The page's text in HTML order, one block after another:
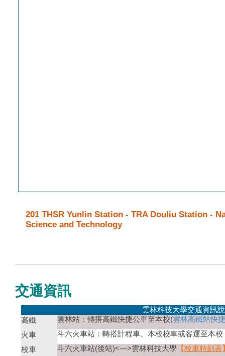
201 THSR Yunlin Station - TRA Douliu Station -
Science and Technology
交通資訊
雲林科技大學交通資訊
高鐵
雲林站：轉搭高鐵快捷公車至本校(雲林高鐵站快
火車
斗六火車站：轉搭計程車、本校校車或客運至本校
校車
斗六火車站(後站)<--->雲林科技大學【校車時刻表